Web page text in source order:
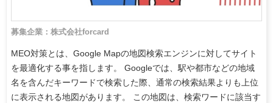
募集企業：株式会社forcard
MEO対策とは、Google Mapの地図検索エンジンに対してサイト
を最適化する事を指します。 Googleでは、駅や都市などの地域
名を含んだキーワードで検索した際、通常の検索結果よりも上位
に表示される地図があります。 この地図は、検索ワードに該当す